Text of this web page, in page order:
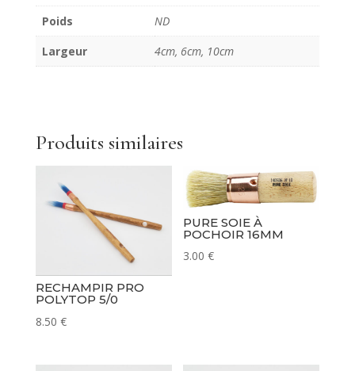
Poids
ND
Largeur
4cm, 6cm, 10cm
Produits similaires
RECHAMPIR PRO
POLYTOP 5/0
8.50 €
PURE SOIE À
POCHOIR 16MM
3.00€